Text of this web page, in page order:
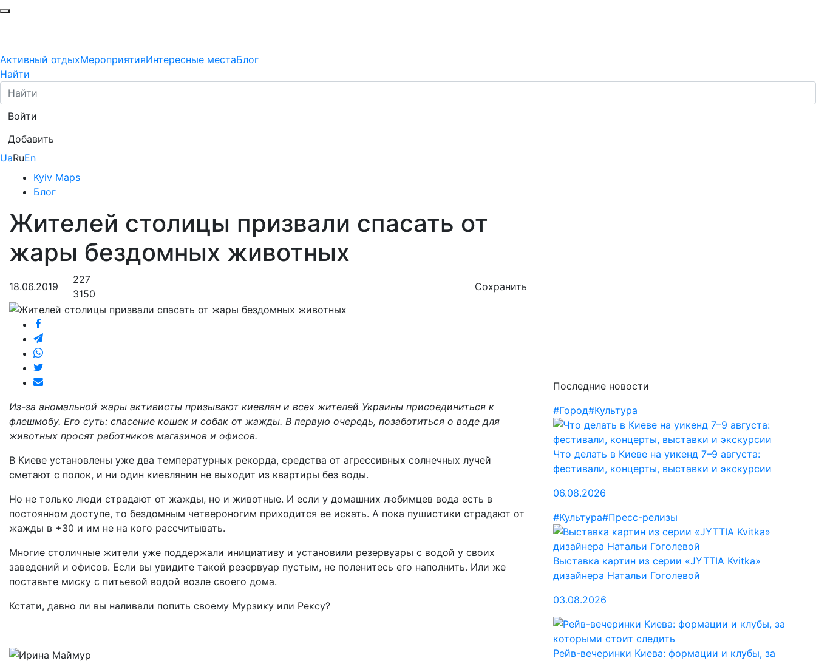
Активный отдыхМероприятияИнтересные местаБлог
Найти
Войти
Добавить
UaRuEn
Kyiv Maps
Блог
Жителей столицы призвали спасать от
жары бездомных животных
18.06.2019
227
3150
Сохранить
Из-за аномальной жары активисты призывают киевлян и всех жителей Украины присоединиться к
флешмобу. Его суть: спасение кошек и собак от жажды. В первую очередь, позаботиться о воде для
животных просят работников магазинов и офисов.
В Киеве установлены уже два температурных рекорда, средства от агрессивных солнечных лучей
сметают с полок, и ни один киевлянин не выходит из квартиры без воды.
Но не только люди страдают от жажды, но и животные. И если у домашних любимцев вода есть в
постоянном доступе, то бездомным четвероногим приходится ее искать. А пока пушистики страдают от
жажды в +30 и им не на кого рассчитывать.
Многие столичные жители уже поддержали инициативу и установили резервуары с водой у своих
заведений и офисов. Если вы увидите такой резервуар пустым, не поленитесь его наполнить. Или же
поставьте миску с питьевой водой возле своего дома.
Кстати, давно ли вы наливали попить своему Мурзику или Рексу?
Последние новости
#Город#Культура
Что делать в Киеве на уикенд 7–9 августа:
фестивали, концерты, выставки и экскурсии
06.08.2026
#Культура#Пресс-релизы
Выставка картин из серии «JYTTIA Kvitka»
дизайнера Натальи Гоголевой
03.08.2026
Рейв-вечеринки Киева: формации и клубы, за